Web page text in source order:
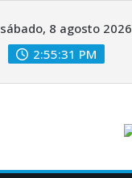
sábado, 8 agosto 2026
2:55:32 PM